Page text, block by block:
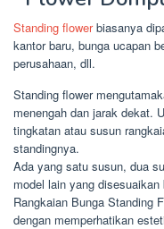
Standing flowerbiasanya
kantor baru, bunga ucapan
perusahaan, dll.
Standing flower
menengah dan jarak dekat.
tingkatan atau susun
standingnya.
Ada yang satu susun, dua
model lain yang
Rangkaian Bunga Standing
dengan memperhatikan